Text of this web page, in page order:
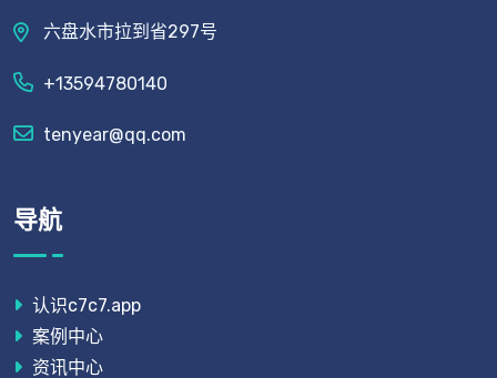
六盘水市拉到省297号
+13594780140
tenyear@qq.com
导航
认识c7c7.app
案例中心
资讯中心